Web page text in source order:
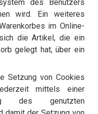
des Benutzers
wird. Ein weiteres
im Online-
die Artikel, die ein
gelegt hat, über ein
Setzung von Cookies
mittels einer
des genutzten